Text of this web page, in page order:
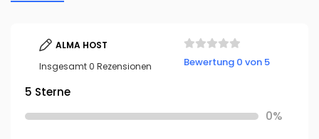
ALMA HOST
Insgesamt 0 Rezensionen
Bewertung 0 von 5
5 Sterne
0%